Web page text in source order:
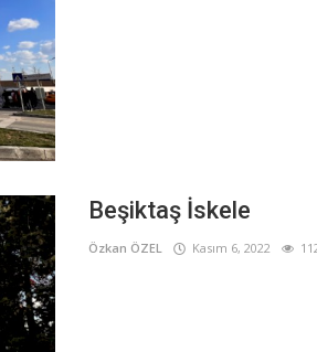
Beşiktaş İskele
Özkan ÖZEL Kasım 6, 2022